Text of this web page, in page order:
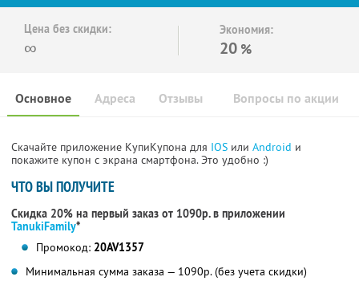
Цена без скидки:
∞
Экономия:
20 %
Основное Отзывы Вопросы по акции
Адреса
Скачайте приложение КупиКупона для IOS или Android и
покажите купон с экрана смартфона. Это удобно :)
ЧТО ВЫ ПОЛУЧИТЕ
Скидка 20% на первый заказ от 1090р. в приложении
TanukiFamily*
Промокод: 20AV1357
Минимальная сумма заказа — 1090р. (без учета скидки)